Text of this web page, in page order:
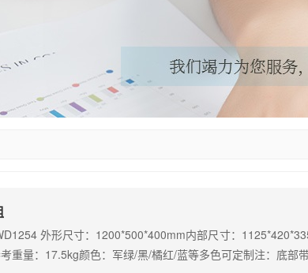
外形尺寸：1200*500*400mm内部尺寸：
重量：17.5kg颜色：军绿/黑/橘红/蓝等多色可定制注：底部带